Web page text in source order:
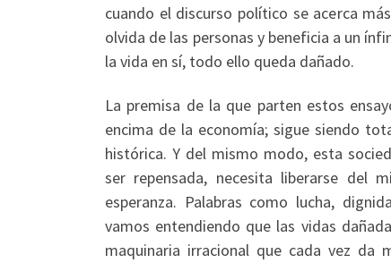
cuando el discurso político se acerca
olvida de las personas y beneficia a un
la vida en sí, todo ello queda dañado.
La premisa de la que parten estos
encima de la economía; sigue siendo
histórica. Y del mismo modo, esta
ser repensada, necesita liberarse del
esperanza. Palabras como lucha,
vamos entendiendo que las vidas
maquinaria irracional que cada vez